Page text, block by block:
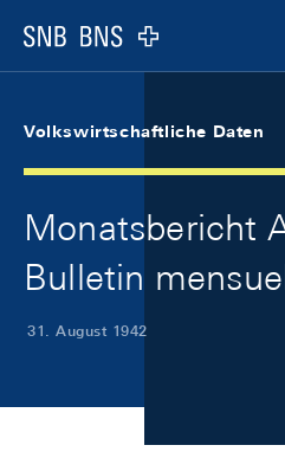
Logo
Volkswirtschaftliche Daten
Monatsbericht
Bulletin
31. August 1942